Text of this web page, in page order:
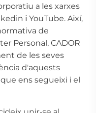
a les xarxes
i YouTube. Així,
de
Personal, CADOR
de les seves
d'aquests
ens segueixi i el